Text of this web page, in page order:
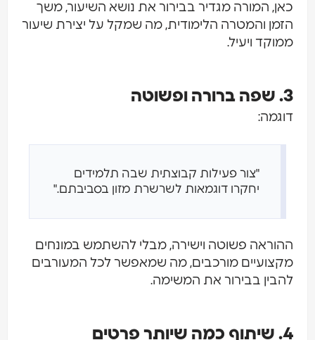
כאן, המורה מגדיר בבירור את נושא השיעור, משך
הזמן והמטרה הלימודית, מה שמקל על יצירת שיעור
ממוקד ויעיל.
3. שפה ברורה ופשוטה
דוגמה:
"צור פעילות קבוצתית שבה תלמידים
יחקרו דוגמאות לשרשרת מזון בסביבתם."
ההוראה פשוטה וישירה, מבלי להשתמש במונחים
מקצועיים מורכבים, מה שמאפשר לכל המעורבים
להבין בבירור את המשימה.
4. שיתוף כמה שיותר פרטים